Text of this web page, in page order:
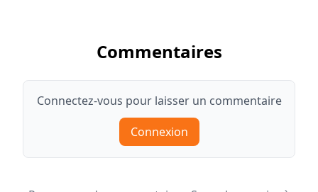
Commentaires
Connectez-vous pour laisser un commentaire
Connexion